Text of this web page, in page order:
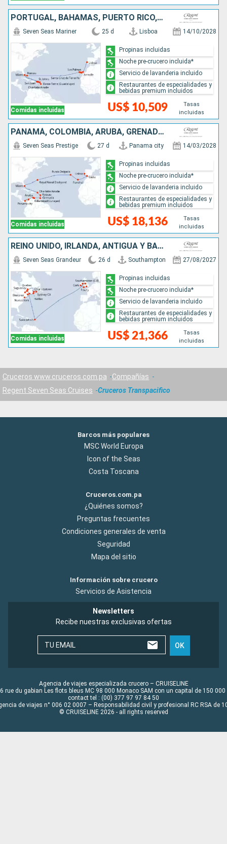
PORTUGAL, BAHAMAS, PUERTO RICO, ESTADOS UNIDOS, FRANCIA
Comidas incluidas
Seven Seas Mariner 25 d Lisboa 14/10/2028
US$ 10,509
Tasas
incluidas
Propinas incluidas
Noche pre-crucero incluida*
Servicio de lavanderia incluido
Restaurantes de especialidades y
bebidas premium incluidos
PANAMÁ, COLOMBIA, ARUBA, GRENADA, DOMINICA, ESTADOS UNIDOS, REINO UNIDO, PORTUGAL, ESPAÑA
Comidas incluidas
Seven Seas Prestige 27 d Panama city 14/03/2028
US$ 18,136
Tasas
incluidas
Propinas incluidas
Noche pre-crucero incluida*
Servicio de lavanderia incluido
Restaurantes de especialidades y
bebidas premium incluidos
REINO UNIDO, IRLANDA, ANTIGUA Y BARBUDA, CANADÁ, ESTADOS UNIDOS
Comidas incluidas
Seven Seas Grandeur 26 d Southampton 27/08/2027
US$ 21,366
Tasas
incluidas
Propinas incluidas
Noche pre-crucero incluida*
Servicio de lavanderia incluido
Restaurantes de especialidades y
bebidas premium incluidos
Cruceros www.cruceros.com.pa
Compañías
Regent Seven Seas Cruises
Cruceros Transpacifico
Barcos más populares
MSC World Europa
Icon of the Seas
Costa Toscana
Cruceros.com.pa
¿Quiénes somos?
Preguntas frecuentes
Condiciones generales de venta
Seguridad
Mapa del sitio
Información sobre crucero
Servicios de Asistencia
Newsletters
Recibe nuestras exclusivas ofertas
TU EMAIL OK
Agencia de viajes especializada crucero – CRUISELINE
rue du gabian Les flots bleus MC 98 000 Monaco SAM con un capital de 150 000
contact tel : (00) 377 97 97 84 50
de viajes n° 006 02 0007 – Responsabilidad civil y profesional RC RSA de
© CRUISELINE 2026 - all rights reserved